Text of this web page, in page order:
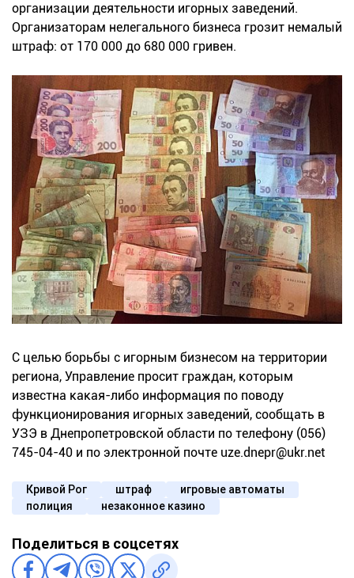
организации деятельности игорных заведений.
Организаторам нелегального бизнеса грозит немалый
штраф: от 170 000 до 680 000 гривен.
С целью борьбы с игорным бизнесом на территории
региона, Управление просит граждан, которым
известна какая-либо информация по поводу
функционирования игорных заведений, сообщать в
УЗЭ в Днепропетровской области по телефону (056)
745-04-40 и по электронной почте uze.dnepr@ukr.net
Кривой Рог штраф
игровые автоматы
полиция
незаконное казино
Поделиться в соцсетях